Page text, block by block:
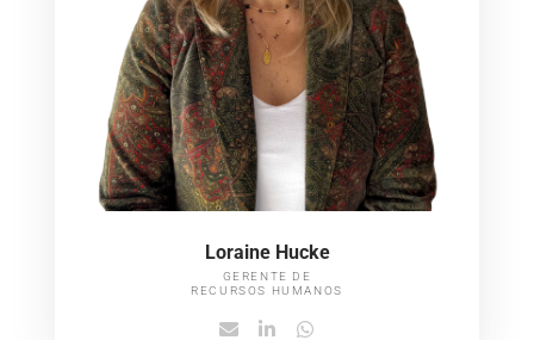
Loraine Hucke
GERENTE DE
RECURSOS HUMANOS